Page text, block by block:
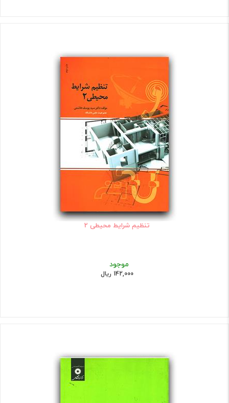
تنظیم شرایط محیطی 2
موجود
142,000 ریال